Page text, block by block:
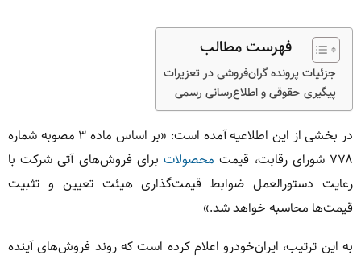
فهرست مطالب
جزئیات پرونده گران‌فروشی در تعزیرات
پیگیری حقوقی و اطلاع‌رسانی رسمی
در بخشی از این اطلاعیه آمده است: «بر اساس ماده ۳ مصوبه شماره
۷۷۸ شورای رقابت، قیمت
محصولاتبرای فروش‌های آتی شرکت با
رعایت دستورالعمل ضوابط قیمت‌گذاری هیئت تعیین و تثبیت
قیمت‌ها محاسبه خواهد شد.»
به این ترتیب، ایران‌خودرو اعلام کرده است که روند فروش‌های آینده